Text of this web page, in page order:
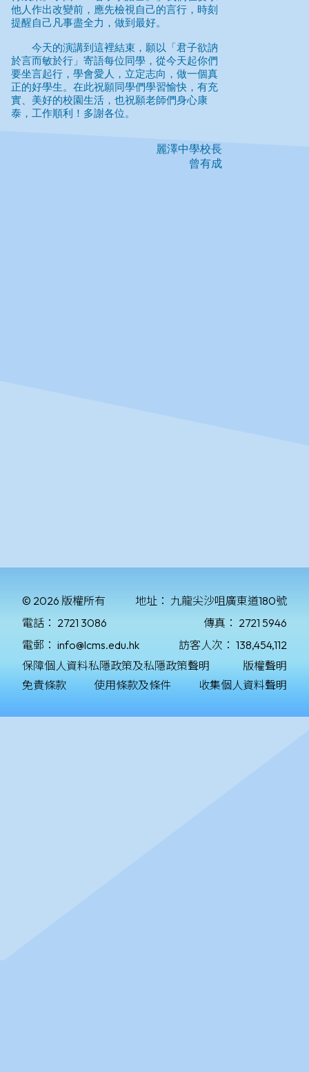
© 2026 版權所有 地址： 九龍尖沙咀廣東道180號
電話： 2721 3086 傳真： 2721 5946
電郵： info@lcms.edu.hk 訪客人次： 138,454,112
保障個人資料私隱政策及私隱政策聲明
版權聲明
免責條款
使用條款及條件 收集個人資料聲明